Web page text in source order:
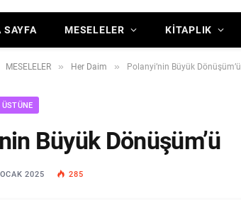
SAYFA MESELELER KİTAPLIK
MESELELER » Her Daim » Polanyi’nin Büyük Dönüşüm’ü
Büyük Dönüşüm’ü
2025 285